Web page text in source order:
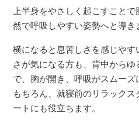
上半身をやさしく起こすこと
然で呼吸しやすい姿勢へと導き
横になると息苦しさを感じや
さが気になる方も、背中から
で、胸が開き、呼吸がスムー
もちろん、就寝前のリラック
ートにも役立ちます。